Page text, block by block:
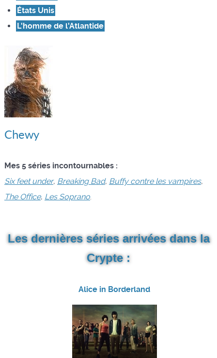
États Unis
L'homme de l'Atlantide
Chewy
Mes 5 séries incontournables :
Six feet under, Breaking Bad, Buffy contre les vampires,
The Office, Les Soprano.
Les dernières séries arrivées dans la
Crypte :
Alice in Borderland